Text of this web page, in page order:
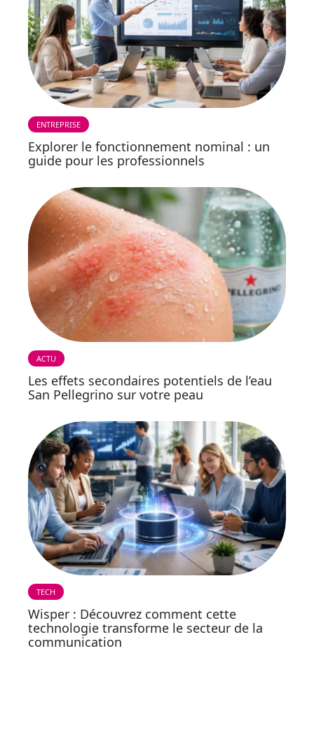
ENTREPRISE
Explorer le fonctionnement nominal : un
guide pour les professionnels
ACTU
Les effets secondaires potentiels de l’eau
San Pellegrino sur votre peau
TECH
Wisper : Découvrez comment cette
technologie transforme le secteur de la
communication